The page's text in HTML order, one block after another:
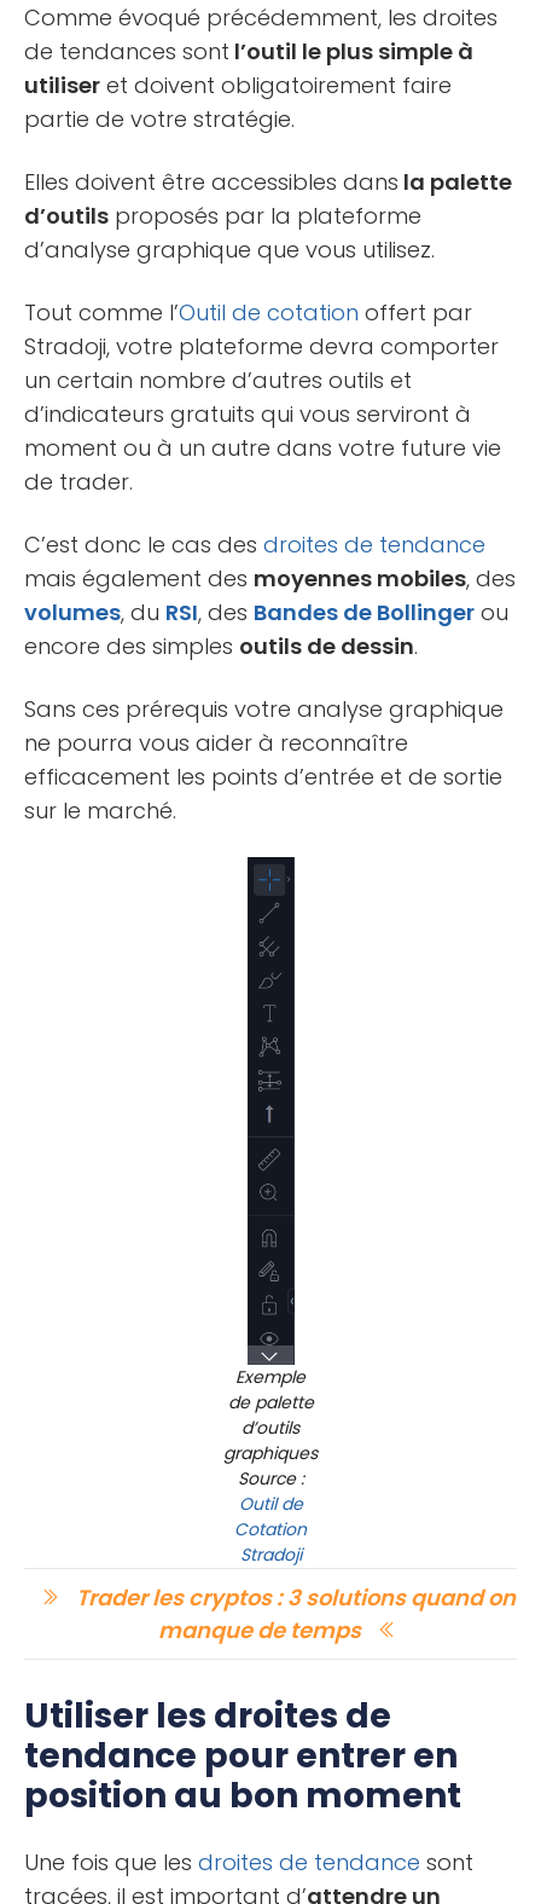
Comme évoqué précédemment, les droites
de tendances sont l’outil le plus simple à
utiliser et doivent obligatoirement faire
partie de votre stratégie.
Elles doivent être accessibles dans la palette
d’outils proposés par la plateforme
d’analyse graphique que vous utilisez.
Tout comme l’Outil de cotation offert par
Stradoji, votre plateforme devra comporter
un certain nombre d’autres outils et
d’indicateurs gratuits qui vous serviront à
moment ou à un autre dans votre future vie
de trader.
C’est donc le cas des droites de tendance
mais également des moyennes mobiles, des
volumes, du RSI, des Bandes de Bollinger ou
encore des simples outils de dessin.
Sans ces prérequis votre analyse graphique
ne pourra vous aider à reconnaître
efficacement les points d’entrée et de sortie
sur le marché.
Exemple
de palette
d’outils
graphiques
Source :
Outil de
Cotation
Stradoji
Trader les cryptos : 3 solutions quand on
manque de temps
Utiliser les droites de
tendance pour entrer en
position au bon moment
Une fois que les droites de tendance sont
tracées, il est important d’attendre un